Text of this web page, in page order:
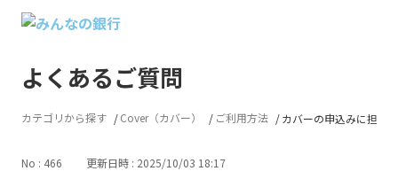
よくあるご質問
カテゴリから探す Cover（カバー） ご利用方法 カバーの申込みに担保
No : 466 更新日時 : 2025/10/03 18:17